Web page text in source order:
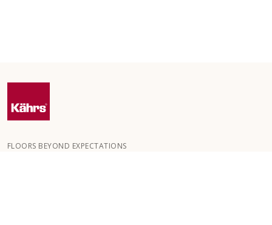
FLOORS BEYOND EXPECTATIONS